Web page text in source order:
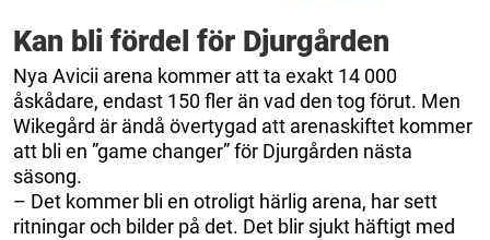
Kan bli fördel för Djurgården
Nya Avicii arena kommer att ta exakt 14 000
åskådare, endast 150 fler än vad den tog förut. Men
Wikegård är ändå övertygad att arenaskiftet kommer
att bli en ”game changer” för Djurgården nästa
säsong.
– Det kommer bli en otroligt härlig arena, har sett
ritningar och bilder på det. Det blir sjukt häftigt med